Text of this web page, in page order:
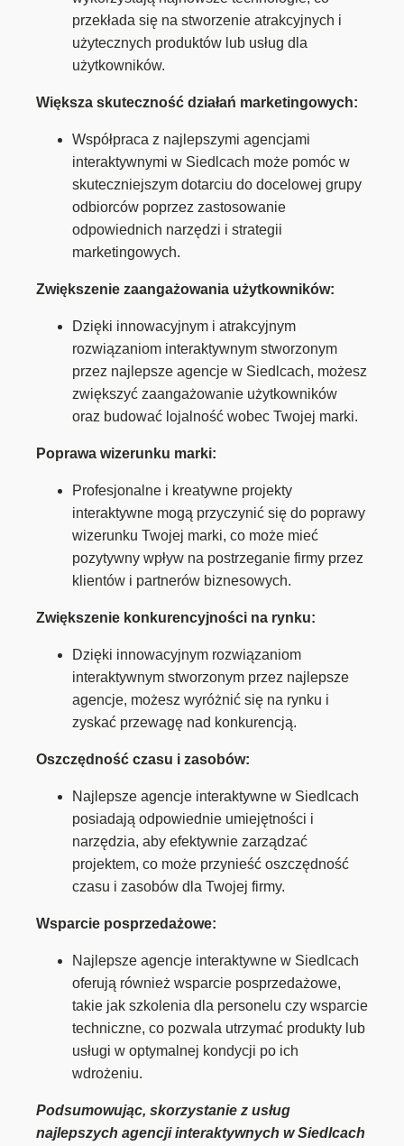
przekłada się na stworzenie atrakcyjnych i
użytecznych produktów lub usług dla
użytkowników.
Większa skuteczność działań marketingowych:
Współpraca z najlepszymi agencjami
interaktywnymi w Siedlcach może pomóc w
skuteczniejszym dotarciu do docelowej grupy
odbiorców poprzez zastosowanie
odpowiednich narzędzi i strategii
marketingowych.
Zwiększenie zaangażowania użytkowników:
Dzięki innowacyjnym i atrakcyjnym
rozwiązaniom interaktywnym stworzonym
przez najlepsze agencje w Siedlcach, możesz
zwiększyć zaangażowanie użytkowników
oraz budować lojalność wobec Twojej marki.
Poprawa wizerunku marki:
Profesjonalne i kreatywne projekty
interaktywne mogą przyczynić się do poprawy
wizerunku Twojej marki, co może mieć
pozytywny wpływ na postrzeganie firmy przez
klientów i partnerów biznesowych.
Zwiększenie konkurencyjności na rynku:
Dzięki innowacyjnym rozwiązaniom
interaktywnym stworzonym przez najlepsze
agencje, możesz wyróżnić się na rynku i
zyskać przewagę nad konkurencją.
Oszczędność czasu i zasobów:
Najlepsze agencje interaktywne w Siedlcach
posiadają odpowiednie umiejętności i
narzędzia, aby efektywnie zarządzać
projektem, co może przynieść oszczędność
czasu i zasobów dla Twojej firmy.
Wsparcie posprzedażowe:
Najlepsze agencje interaktywne w Siedlcach
oferują również wsparcie posprzedażowe,
takie jak szkolenia dla personelu czy wsparcie
techniczne, co pozwala utrzymać produkty lub
usługi w optymalnej kondycji po ich
wdrożeniu.
Podsumowując, skorzystanie z usług
najlepszych agencji interaktywnych w Siedlcach